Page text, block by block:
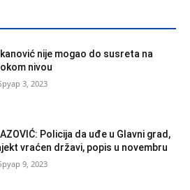
nije mogao do susreta na
nivou
3, 2023
Policija da uđe u Glavni grad,
vraćen državi, popis u novembru
9, 2023